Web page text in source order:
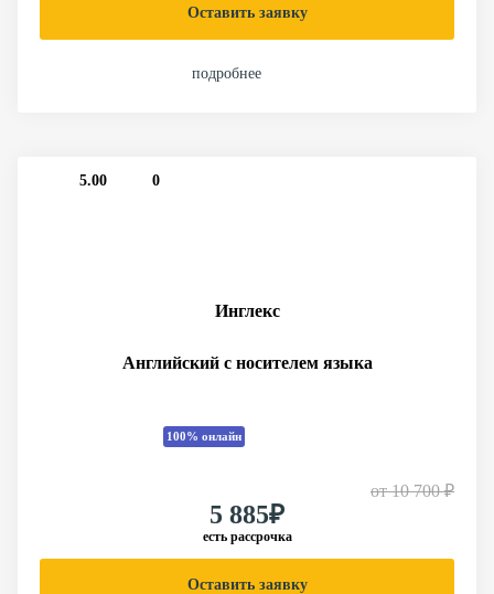
Оставить заявку
подробнее
5.00 0
Инглекс
Английский с носителем языка
100% онлайн
от10 700 ₽
5 885₽
есть рассрочка
Оставить заявку